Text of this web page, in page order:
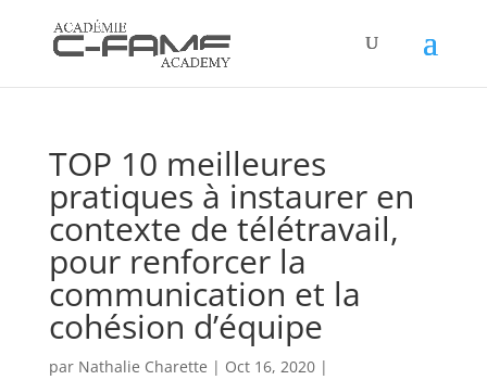
TOP 10 meilleures
pratiques à instaurer en
contexte de télétravail,
pour renforcer la
communication et la
cohésion d’équipe
par Nathalie Charette | Oct 16, 2020|